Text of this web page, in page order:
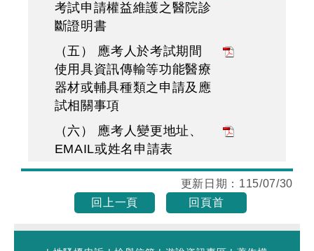
考試申請權益維護之醫院診
斷證明書
（五） 應考人於考試期間
使用具資訊傳輸等功能醫療
器材或輔具種類之申請及應
試相關事項
（六） 應考人變更地址、
EMAIL或姓名申請表
更新日期： 115/07/30
回上一頁
回頁首